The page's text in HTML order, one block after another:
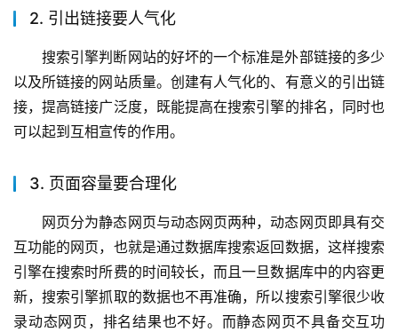
2. 引出链接要人气化
搜索引擎判断网站的好坏的一个标准是外部链接的多少
以及所链接的网站质量。创建有人气化的、有意义的引出链
接，提高链接广泛度，既能提高在搜索引擎的排名，同时也
可以起到互相宣传的作用。
3. 页面容量要合理化
网页分为静态网页与动态网页两种，动态网页即具有交
互功能的网页，也就是通过数据库搜索返回数据，这样搜索
引擎在搜索时所费的时间较长，而且一旦数据库中的内容更
新，搜索引擎抓取的数据也不再准确，所以搜索引擎很少收
录动态网页，排名结果也不好。而静态网页不具备交互功